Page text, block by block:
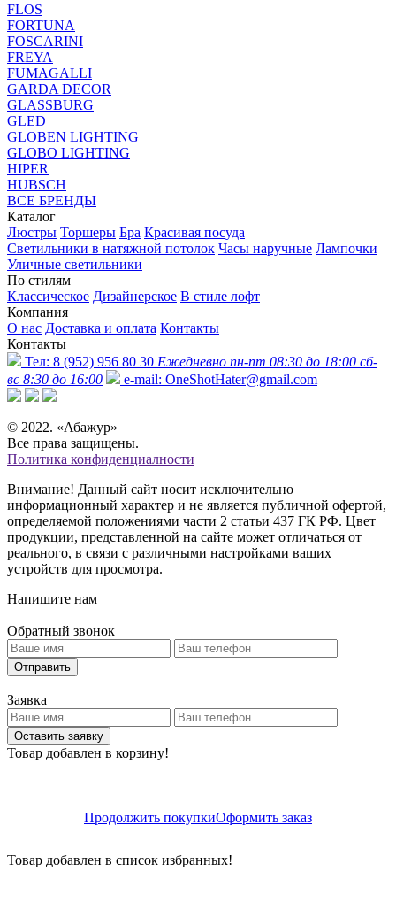
FLOS
FORTUNA
FOSCARINI
FREYA
FUMAGALLI
GARDA DECOR
GLASSBURG
GLED
GLOBEN LIGHTING
GLOBO LIGHTING
HIPER
HUBSCH
ВСЕ БРЕНДЫ
Каталог
Люстры Торшеры Бра Красивая посуда
Светильники в натяжной потолок Часы наручные Лампочки
Уличные светильники
По стилям
Классическое Дизайнерское В стиле лофт
Компания
О нас Доставка и оплата Контакты
Контакты
Тел: 8 (952) 956 80 30 Ежедневно пн-пт 08:30 до 18:00 сб-
вс 8:30 до 16:00
e-mail: OneShotHater@gmail.com
© 2022. «Абажур»
Все права защищены.
Политика конфиденциалности
Внимание! Данный сайт носит исключительно
информационный характер и не является публичной офертой,
определяемой положениями части 2 статьи 437 ГК РФ. Цвет
продукции, представленной на сайте может отличаться от
реального, в связи с различными настройками ваших
устройств для просмотра.
Напишите нам
Обратный звонок
Отправить
Заявка
Оставить заявку
Товар добавлен в корзину!
Продолжить покупкиОформить заказ
Товар добавлен в список избранных!